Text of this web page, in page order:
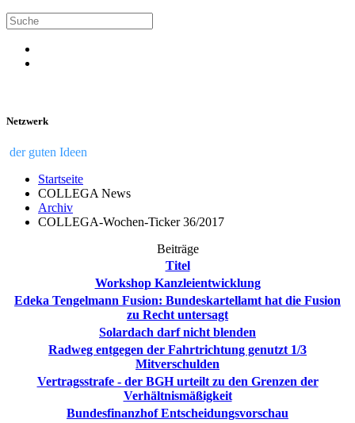
Netzwerk
der guten Ideen
Startseite
COLLEGA News
Archiv
COLLEGA-Wochen-Ticker 36/2017
Beiträge
Titel
Workshop Kanzleientwicklung
Edeka Tengelmann Fusion: Bundeskartellamt hat die Fusion
zu Recht untersagt
Solardach darf nicht blenden
Radweg entgegen der Fahrtrichtung genutzt 1/3
Mitverschulden
Vertragsstrafe - der BGH urteilt zu den Grenzen der
Verhältnismäßigkeit
Bundesfinanzhof Entscheidungsvorschau